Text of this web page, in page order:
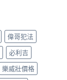
偉哥犯法
必利吉
樂威壯價格